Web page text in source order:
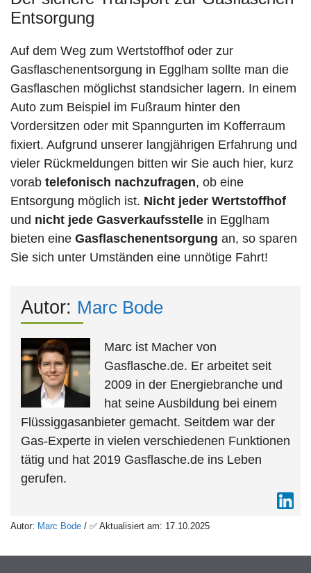
Entsorgung
Auf dem Weg zum Wertstoffhof oder zur
Gasflaschenentsorgung in Egglham sollte man die
Gasflaschen möglichst standsicher lagern. In einem
Auto zum Beispiel im Fußraum hinter den
Vordersitzen oder mit Spanngurten im Kofferraum
fixiert. Aufgrund unserer langjährigen Erfahrung und
vieler Rückmeldungen bitten wir Sie auch hier, kurz
vorab telefonisch nachzufragen, ob eine
Entsorgung möglich ist. Nicht jeder Wertstoffhof
und nicht jede Gasverkaufsstelle in Egglham
bieten eine Gasflaschenentsorgung an, so sparen
Sie sich unter Umständen eine unnötige Fahrt!
Autor: Marc Bode
Marc ist Macher von
Gasflasche.de. Er arbeitet seit
2009 in der Energiebranche und
hat seine Ausbildung bei einem
Flüssiggasanbieter gemacht. Seitdem war der
Gas-Experte in vielen verschiedenen Funktionen
tätig und hat 2019 Gasflasche.de ins Leben
gerufen.
Autor: Marc Bode / ✅ Aktualisiert am: 17.10.2025